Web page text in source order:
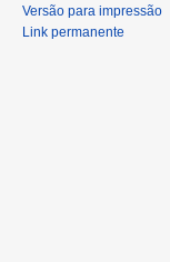
Versão para impressão
Link permanente